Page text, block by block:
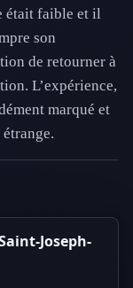
était faible et il
son
de retourner à
L’expérience,
marqué et
Joseph-